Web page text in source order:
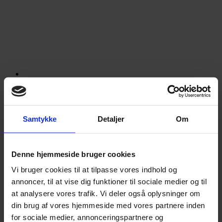
Samtykke Detaljer Om
Denne hjemmeside bruger cookies
Vi bruger cookies til at tilpasse vores indhold og
annoncer, til at vise dig funktioner til sociale medier og til
at analysere vores trafik. Vi deler også oplysninger om
din brug af vores hjemmeside med vores partnere inden
for sociale medier, annonceringspartnere og
Tapasbræt – valnød
99,00kr. Tilføj til kurv